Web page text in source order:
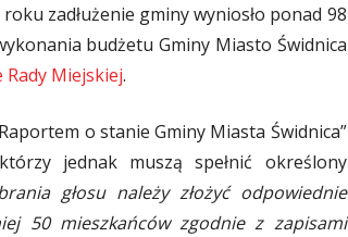
zadłużenie gminy wyniosło ponad 98
budżetu Gminy Miasto Świdnica
Miejskiej.
o stanie Gminy Miasta Świdnica”
jednak muszą spełnić określony
głosu należy złożyć odpowiednie
50 mieszkańców zgodnie z zapisami